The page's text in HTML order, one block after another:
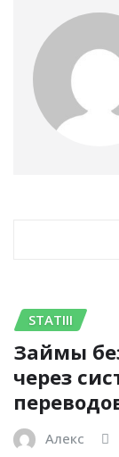
STATIII
Займы
через
Алекс